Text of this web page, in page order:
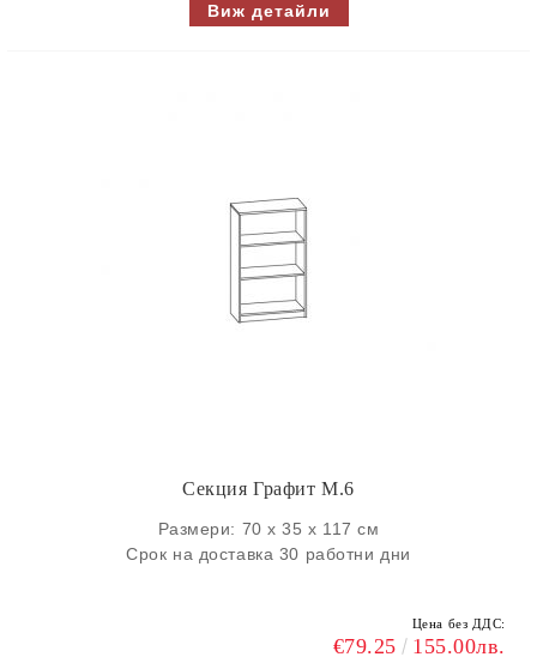
Виж детайли
Секция Графит M.6
Размери: 70 х 35 х 117 см
Срок на доставка 30 работни дни
Цена без ДДС:
€79.25 155.00лв.